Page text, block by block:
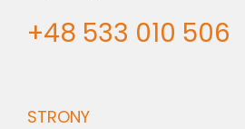
+48 533 010 506
STRONY